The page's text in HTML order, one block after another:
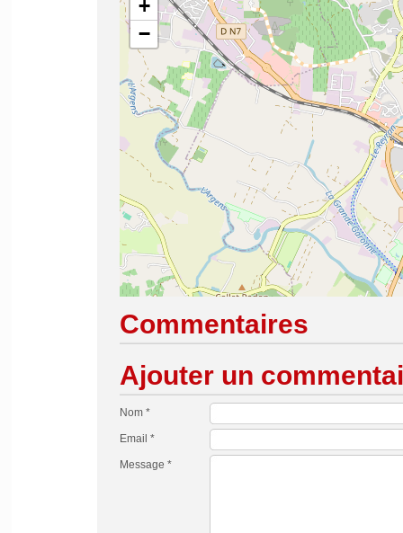
+
−
Commentaires
Ajouter un
Nom *
Email *
Message *